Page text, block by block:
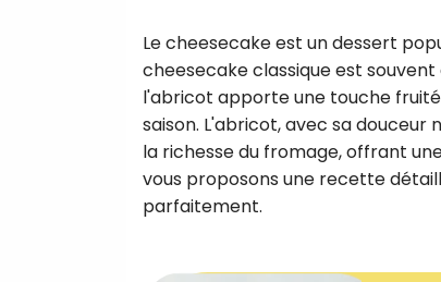
Le cheesecake est un dessert
cheesecake classique est
l'abricot apporte une touche
saison. L'abricot, avec sa
la richesse du fromage, offrant
vous proposons une recette
parfaitement.